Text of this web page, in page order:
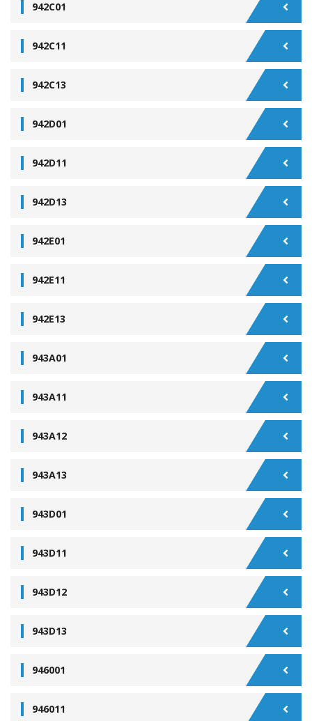
942C01
942C11
942C13
942D01
942D11
942D13
942E01
942E11
942E13
943A01
943A11
943A12
943A13
943D01
943D11
943D12
943D13
946001
946011